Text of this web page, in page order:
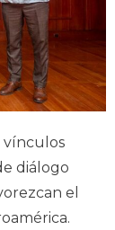
vínculos
diálogo
el